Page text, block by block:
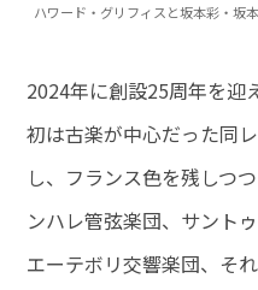
ハワード・グリフィスと坂本彩・坂
2024年に創設25周年を迎
初は古楽が中心だった同
し、フランス色を残しつ
ンハレ管弦楽団、サント
エーテボリ交響楽団、そ